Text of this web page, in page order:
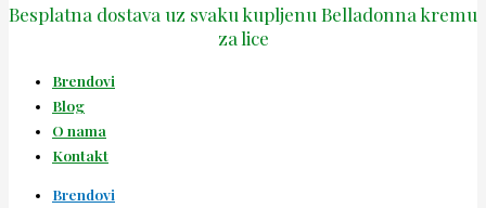
Besplatna dostava uz svaku kupljenu Belladonna kremu
za lice
Brendovi
Blog
O nama
Kontakt
Brendovi